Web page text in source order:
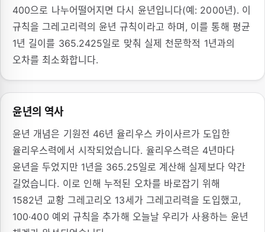
400으로 나누어떨어지면 다시 윤년입니다(예: 2000년). 이
규칙을 그레고리력의 윤년 규칙이라고 하며, 이를 통해 평균
1년 길이를 365.2425일로 맞춰 실제 천문학적 1년과의
오차를 최소화합니다.
윤년의 역사
윤년 개념은 기원전 46년 율리우스 카이사르가 도입한
율리우스력에서 시작되었습니다. 율리우스력은 4년마다
윤년을 두었지만 1년을 365.25일로 계산해 실제보다 약간
길었습니다. 이로 인해 누적된 오차를 바로잡기 위해
1582년 교황 그레고리오 13세가 그레고리력을 도입했고,
100·400 예외 규칙을 추가해 오늘날 우리가 사용하는 윤년